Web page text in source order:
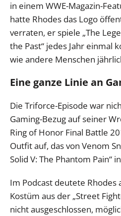
in einem WWE-Magazin-
hatte Rhodes das Logo
verraten, er spiele „The
the Past“ jedes Jahr einmal
wie andere Menschen
Eine ganze Linie an
Die Triforce-Episode war
Gaming-Bezug auf seiner
Ring of Honor Final Battle
Outfit auf, das von Venom
Solid V: The Phantom Pain“
Im Podcast deutete Rhodes
Kostüm aus der „Street
nicht ausgeschlossen,